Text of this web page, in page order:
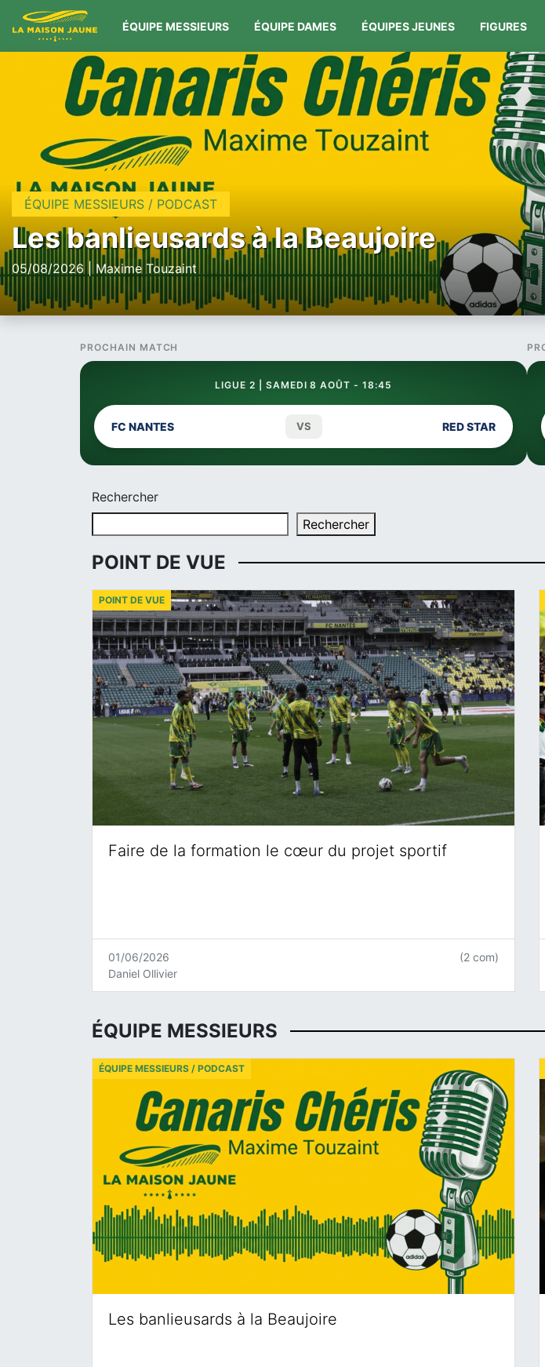
ÉQUIPE MESSIEURS ÉQUIPE DAMES ÉQUIPES JEUNES FIGURES
ÉQUIPE MESSIEURS / PODCAST
Les banlieusards à la Beaujoire
05/08/2026 | Maxime Touzaint
PROCHAIN MATCH
LIGUE 2 | SAMEDI 8 AOÛT - 18:45
FC NANTES VS RED STAR
Rechercher
Rechercher
POINT DE VUE
Faire de la formation le cœur du projet sportif
POINT DE VUE
01/06/2026
Daniel Ollivier
(2 com)
ÉQUIPE MESSIEURS
Les banlieusards à la Beaujoire
ÉQUIPE MESSIEURS / PODCAST